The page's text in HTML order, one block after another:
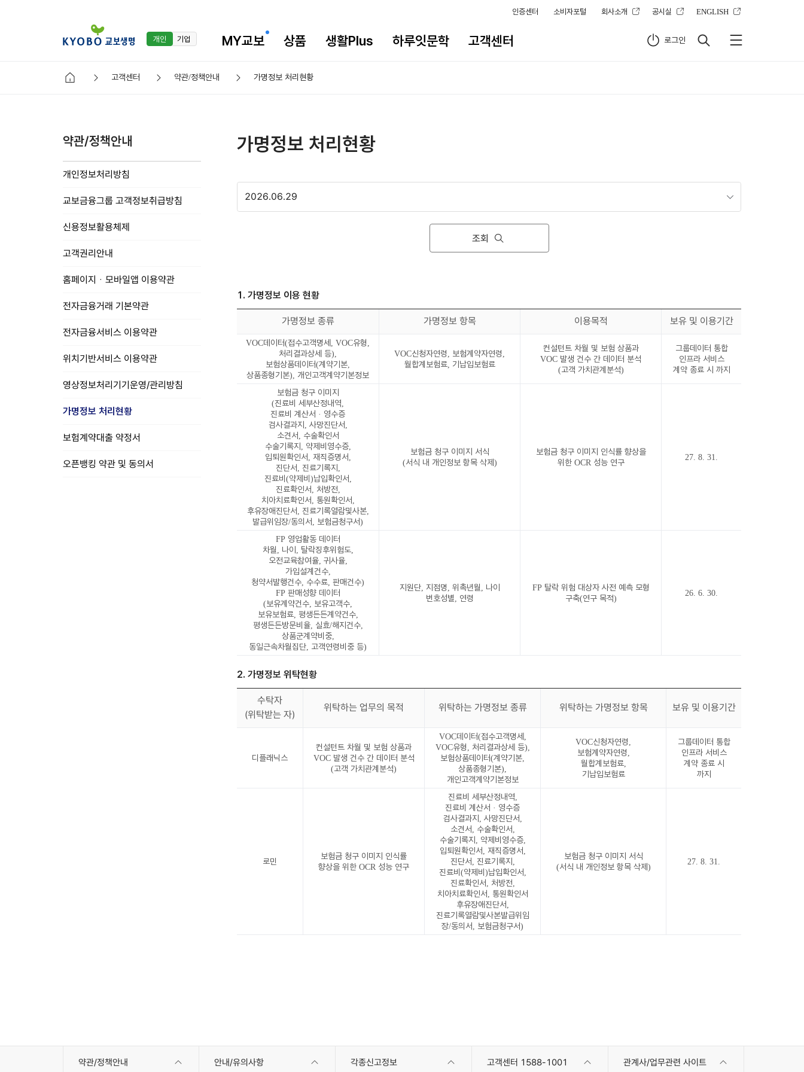
인증센터 소비자포털 회사소개 공시실 ENGLISH
개인 기업 MY교보 상품 생활Plus 하루잇문학 고객센터 로그인
약관/정책안내
개인정보처리방침
교보금융그룹 고객정보취급방침
신용정보활용체제
고객권리안내
홈페이지ㆍ모바일앱 이용약관
전자금융거래 기본약관
전자금융서비스 이용약관
위치기반서비스 이용약관
영상정보처리기기운영/관리방침
가명정보 처리현황
보험계약대출 약정서
오픈뱅킹 약관 및 동의서
고객센터 약관/정책안내 가명정보 처리현황
가명정보 처리현황
2026.06.29
조회
1. 가명정보 이용 현황
가명정보 종류 가명정보 항목 이용목적 보유 및 이용기간
VOC데이터(접수고객명세, VOC유형,
처리결과상세 등),
보험상품데이터(계약기본,
상품종형기본), 개인고객계약기본정보
VOC신청자연령, 보험계약자연령,
월합계보험료, 기납입보험료
컨설턴트 차월 및 보험 상품과
VOC 발생 건수 간 데이터 분석
(고객 가치관계분석)
그룹데이터 통합
인프라 서비스
계약 종료 시 까지
보험금 청구 이미지
(진료비 세부산정내역,
진료비 계산서 · 영수증
검사결과지, 사망진단서,
소견서, 수술확인서
수술기록지, 약제비영수증,
입퇴원확인서, 재직증명서,
진단서, 진료기록지,
진료비(약제비)납입확인서,
진료확인서, 처방전,
치아치료확인서, 통원확인서,
후유장애진단서, 진료기록열람및사본,
발급위임장/동의서, 보험금청구서)
보험금 청구 이미지 서식
(서식 내 개인정보 항목 삭제)
보험금 청구 이미지 인식률 향상을
위한 OCR 성능 연구
27. 8. 31.
FP 영업활동 데이터
차월, 나이, 탈락징후위험도,
오전교육참여율, 귀사율,
가입설계건수,
청약서발행건수, 수수료, 판매건수)
FP 판매성향 데이터
(보유계약건수, 보유고객수,
보유보험료, 평생든든계약건수,
평생든든방문비율, 실효/해지건수,
상품군계약비중,
동일근속차월집단, 고객연령비중 등)
지원단, 지점명, 위촉년월, 나이
번호성별, 연령
FP 탈락 위험 대상자 사전 예측 모형
구축(연구 목적)
26. 6. 30.
2. 가명정보 위탁현황
수탁자
(위탁받는 자)
위탁하는 업무의 목적 위탁하는 가명정보 종류 위탁하는 가명정보 항목 보유 및 이용기간
디플래닉스
컨설턴트 차월 및 보험 상품과
VOC 발생 건수 간 데이터 분석
(고객 가치관계분석)
VOC데이터(접수고객명세,
VOC유형, 처리결과상세 등),
보험상품데이터(계약기본,
상품종형기본),
개인고객계약기본정보
VOC신청자연령,
보험계약자연령,
월합계보험료,
기납입보험료
그룹데이터 통합
인프라 서비스
계약 종료 시
까지
로민
보험금 청구 이미지 인식률
향상을 위한 OCR 성능 연구
진료비 세부산정내역,
진료비 계산서 · 영수증
검사결과지, 사망진단서,
소견서, 수술확인서,
수술기록지, 약제비영수증,
입퇴원확인서, 재직증명서,
진단서, 진료기록지,
진료비(약제비)납입확인서,
진료확인서, 처방전,
치아치료확인서, 통원확인서
후유장애진단서,
진료기록열람및사본발급위임
장/동의서, 보험금청구서)
보험금 청구 이미지 서식
(서식 내 개인정보 항목 삭제)
27. 8. 31.
약관/정책안내 안내/유의사항 각종신고정보 고객센터 1588-1001 관계사/업무관련 사이트